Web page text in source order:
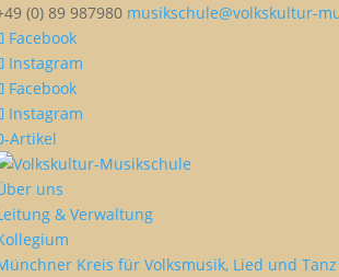
(0) 89 987980 musikschule@volkskultur-
Facebook
Instagram
Facebook
Instagram
Artikel
uns
& Verwaltung
Kreis für Volksmusik, Lied und Tanz